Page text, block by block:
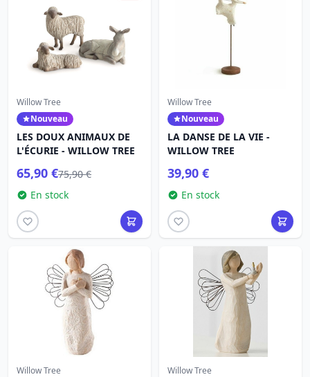
Willow Tree
Nouveau
LES DOUX ANIMAUX DE
L'ÉCURIE - WILLOW TREE
65,90 €75,90 €
En stock
Willow Tree
Nouveau
LA DANSE DE LA VIE -
WILLOW TREE
39,90 €
En stock
Willow Tree
Willow Tree